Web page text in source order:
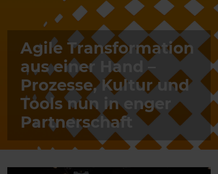
Agile Transformation
aus einer Hand –
Prozesse, Kultur und
Tools nun in enger
Partnerschaft